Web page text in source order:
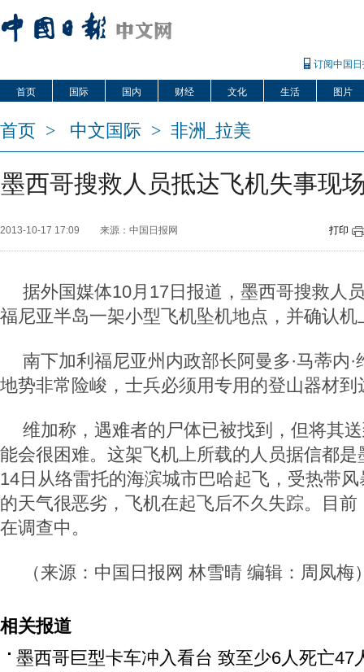
订阅中国
首页 国际 国内 财经 文化 生活 图片
首页 > 中文国际 > 非洲_拉美
墨西哥搜救人员抵达飞机失事现
2013-10-17 17:09 来源：中国日报网 打印
据外国媒体10月17日报道，墨西哥搜救人
福尼亚半岛一架小型飞机坠机地点，并确认
南下加利福尼亚州内政部长阿曼多·马蒂内
地势非常险峻，士兵必须用专用的登山器材到
维加称，遇难者的尸体已被找到，但将其
能会很困难。这架飞机上所载的人员据信都
14日从络雷托的海滨城市巴哈起飞，受热带
的天气很恶劣，飞机在起飞后不久失踪。目
在调查中。
（来源：中国日报网 林雪晴 编辑：周凤梅
相关报道
墨西哥巨型卡车冲入看台 致至少6人死亡47